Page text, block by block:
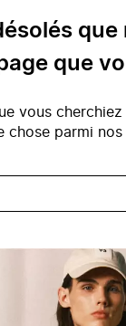
que
vous
chose parmi